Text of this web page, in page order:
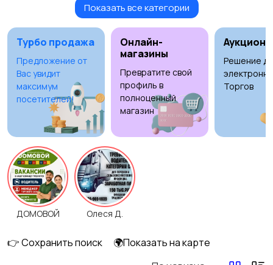
Бытовые услуги и
клининг
Высший менеджмент
Госслужба
Добыча сырья,
энергетика
Домашний персонал
технологии
развлечения
Показать все категории
Турбо продажа
Предложение от
Вас увидит
максимум
посетителей!
Онлайн-
магазины
Превратите свой
профиль в
полноценный
магазин
Аукционы
Решение
Торгов
ДОМОВОЙ Олеся Д.
👉 Сохранить поиск
🌍Показать на карте